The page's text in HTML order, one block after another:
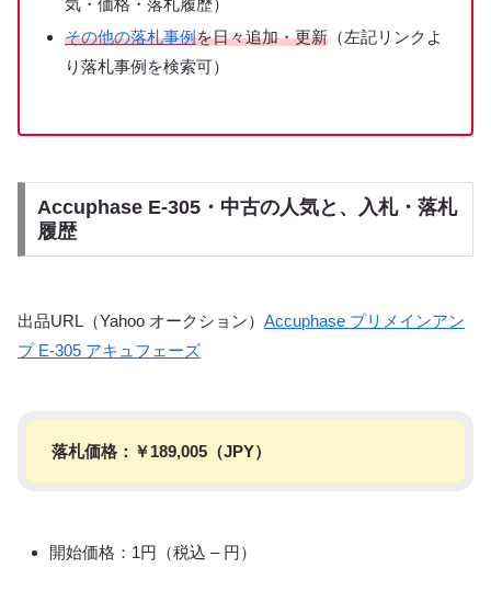
気・価格・落札履歴）
その他の落札事例を日々追加・更新 （左記リンクよ
り落札事例を検索可）
Accuphase E-305・中古の人気と、入札・落札
履歴
出品URL（Yahoo オークション） Accuphase プリメインアン
プ E-305 アキュフェーズ
落札価格：￥189,005（JPY）
開始価格：1円（税込 – 円）